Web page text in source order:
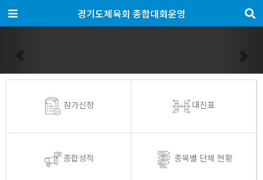
경기도체육회 종합대회운영
참가신청 대진표
종합성적 종목별 단체 현황